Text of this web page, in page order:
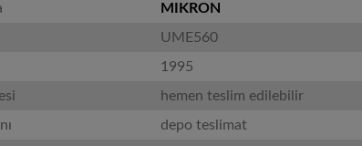
MIKRON
UME560
1995
hemen teslim edilebilir
depo teslimat